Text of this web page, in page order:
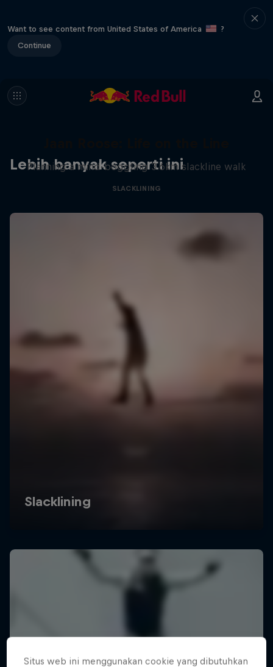
Want to see content from United States of America
?
Continue
Lebih banyak seperti ini
Planning a mind-boggling 3.6km slackline walk
SLACKLINING
Situs web ini menggunakan cookie yang dibutuhkan